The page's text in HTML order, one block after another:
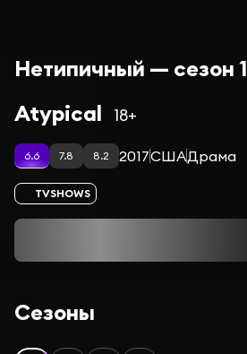
Нетипичный — сезон 1
Atypical
18+
6.6 7.8 8.2 2017СШАДрама
TVSHOWS
Сезоны